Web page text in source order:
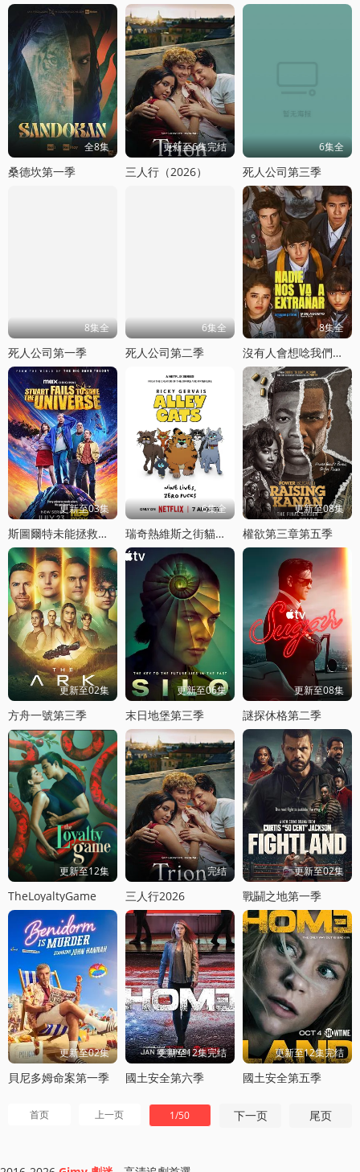
全8集
桑德坎第一季
更新至6集完结
三人行（2026）
6集全
死人公司第三季
8集全
死人公司第一季
6集全
死人公司第二季
8集全
沒有人會想唸我們第一季
更新至03集
斯圖爾特未能拯救宇宙
6集全
瑞奇熱維斯之街貓一族
更新至08集
權欲第三章第五季
更新至02集
方舟一號第三季
更新至06集
末日地堡第三季
更新至08集
謎探休格第二季
更新至12集
TheLoyaltyGame
完结
三人行2026
更新至02集
戰鬭之地第一季
更新至02集
貝尼多姆命案第一季
更新至12集完结
國土安全第六季
更新至12集完结
國土安全第五季
首页 上一页 1/50 下一页 尾页